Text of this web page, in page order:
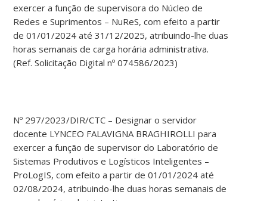
exercer a função de supervisora do Núcleo de
Redes e Suprimentos – NuReS, com efeito a partir
de 01/01/2024 até 31/12/2025, atribuindo-lhe duas
horas semanais de carga horária administrativa.
(Ref. Solicitação Digital nº 074586/2023)
Nº 297/2023/DIR/CTC – Designar o servidor
docente LYNCEO FALAVIGNA BRAGHIROLLI para
exercer a função de supervisor do Laboratório de
Sistemas Produtivos e Logísticos Inteligentes –
ProLogIS, com efeito a partir de 01/01/2024 até
02/08/2024, atribuindo-lhe duas horas semanais de